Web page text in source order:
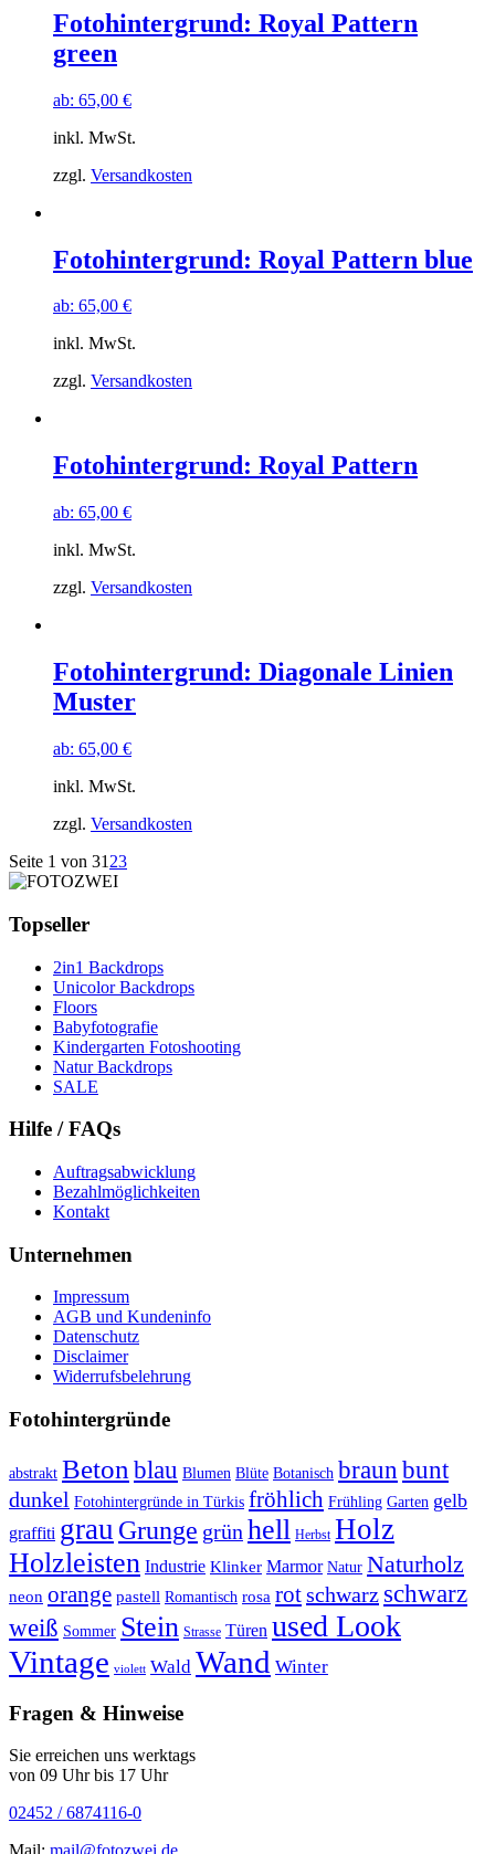
Fotohintergrund: Royal Pattern
green
ab: 65,00 €
inkl. MwSt.
zzgl. Versandkosten
Fotohintergrund: Royal Pattern blue
ab: 65,00 €
inkl. MwSt.
zzgl. Versandkosten
Fotohintergrund: Royal Pattern
ab: 65,00 €
inkl. MwSt.
zzgl. Versandkosten
Fotohintergrund: Diagonale Linien
Muster
ab: 65,00 €
inkl. MwSt.
zzgl. Versandkosten
Seite 1 von 31 23
Topseller
2in1 Backdrops
Unicolor Backdrops
Floors
Babyfotografie
Kindergarten Fotoshooting
Natur Backdrops
SALE
Hilfe / FAQs
Auftragsabwicklung
Bezahlmöglichkeiten
Kontakt
Unternehmen
Impressum
AGB und Kundeninfo
Datenschutz
Disclaimer
Widerrufsbelehrung
Fotohintergründe
abstrakt Beton blau Blumen Blüte Botanisch braun bunt
dunkel Fotohintergründe in Türkis fröhlich Frühling Garten gelb
graffiti grau Grunge grün hell Herbst Holz
Holzleisten Industrie Klinker Marmor Natur Naturholz
neon orange pastell Romantisch rosa rotschwarz schwarz
weiß Sommer Stein Strasse Türen used Look
Vintage violett Wald Wand Winter
Fragen & Hinweise
Sie erreichen uns werktags
von 09 Uhr bis 17 Uhr
02452 / 6874116-0